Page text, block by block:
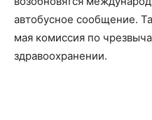
автобусное сообщение.
мая комиссия по
здравоохранении.